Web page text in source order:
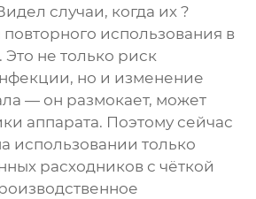
случаи, когда их ?
использования в
не только риск
но и изменение
— он размокает, может
аппарата. Поэтому сейчас
использовании только
расходников с чёткой